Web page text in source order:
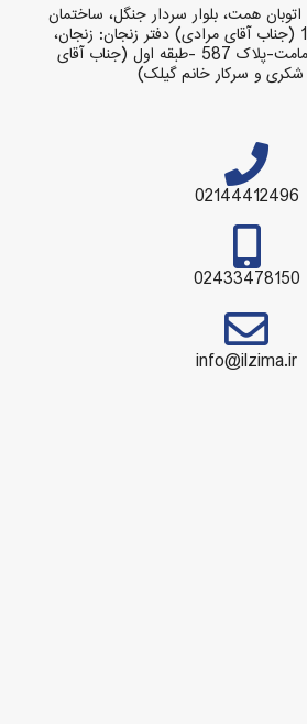
اتوبان همت، بلوار سردار جنگل، ساختمان
پویا پلاک 23 واحد 14 (جناب آقای مرادی) دفتر زنجان: زنجان،
میدان رسل، خیابان امامت-پلاک 587 -طبقه اول (جناب آقای
و سرکار خانم گیلک)
02144412496
02433478150
info@ilzima.ir